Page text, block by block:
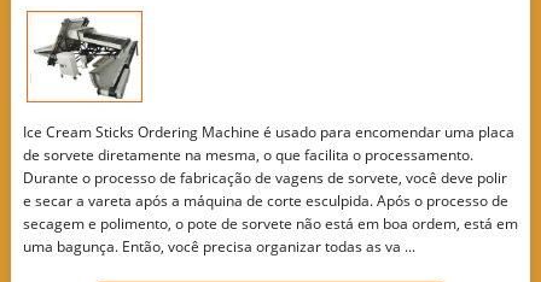
Ice Cream Sticks Ordering Machine é usado para encomendar uma placa
de sorvete diretamente na mesma, o que facilita o processamento.
Durante o processo de fabricação de vagens de sorvete, você deve polir
e secar a vareta após a máquina de corte esculpida. Após o processo de
secagem e polimento, o pote de sorvete não está em boa ordem, está em
uma bagunça. Então, você precisa organizar todas as va ...